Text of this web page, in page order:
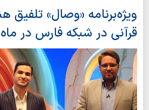
ویژه‌برنامه «وصال» تلفیق
قرآنی در شبکه فارس در